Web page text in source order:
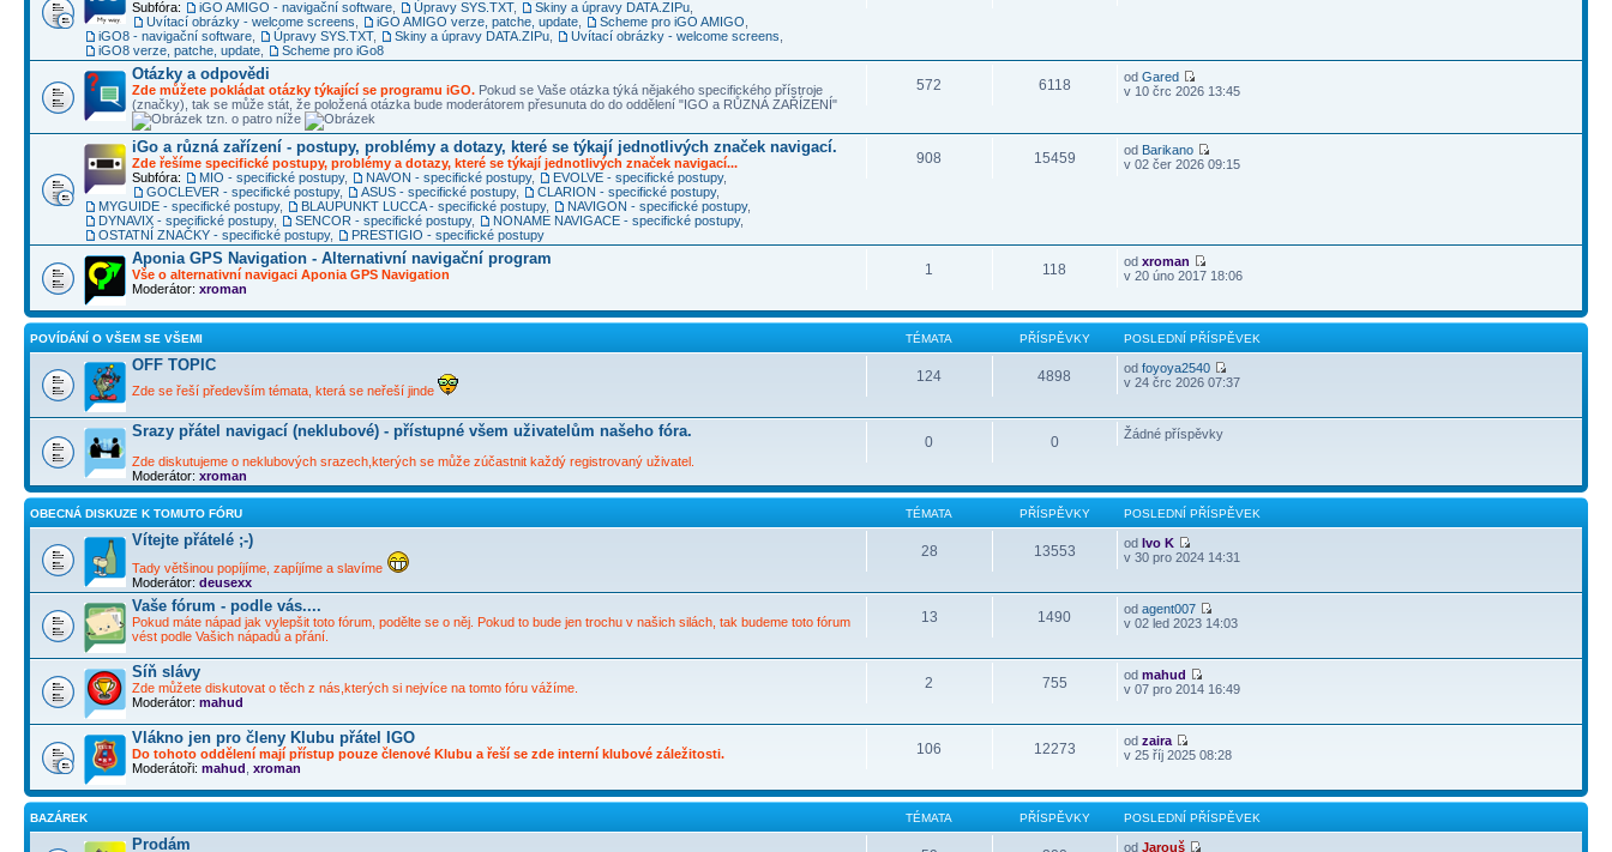
Subfóra:
iGO AMIGO - navigační software Úpravy SYS.TXT, Skiny a úpravy DATA.ZIPu
Uvítací obrázky - welcome screens
iGO AMIGO verze, patche, update Scheme pro iGO AMIGO
iGO8 - navigační software
Úpravy SYS.TXT, Skiny a úpravy DATA.ZIPu Uvítací obrázky - welcome screens
iGO8 verze, patche, update
Scheme pro iGo8
Otázky a odpovědi
Zde můžete pokládat otázky týkající se programu iGO. Pokud se Vaše otázka týká nějakého specifického přístroje
(značky), tak se může stát, že položená otázka bude moderátorem přesunuta do do oddělení "IGO a RŮZNÁ ZAŘÍZENÍ"
tzn. o patro níže
572 6118 odGared
v 10 črc 2026 13:45
iGo a různá zařízení - postupy, problémy a dotazy, které se týkají jednotlivých značek navigací.
Zde řešíme specifické postupy, problémy a dotazy, které se týkají jednotlivých značek navigací...
Subfóra:
MIO - specifické postupy, NAVON - specifické postupy, EVOLVE - specifické postupy,
GOCLEVER - specifické postupy, ASUS - specifické postupy, CLARION - specifické postupy,
MYGUIDE - specifické postupy, BLAUPUNKT LUCCA - specifické postupy, NAVIGON - specifické postupy,
DYNAVIX - specifické postupy, SENCOR - specifické postupy, NONAME NAVIGACE - specifické postupy,
OSTATNÍ ZNAČKY - specifické postupy, PRESTIGIO - specifické postupy
908 15459 od Barikano
v 02 čer 2026 09:15
Aponia GPS Navigation - Alternativní navigační program
Vše o alternativní navigaci Aponia GPS Navigation
Moderátor: xroman
1 118 odxroman
v 20 úno 2017 18:06
POVÍDÁNÍ O VŠEM SE VŠEMI TÉMATA PŘÍSPĚVKY POSLEDNÍ PŘÍSPĚVEK
OFF TOPIC
Zde se řeší především témata, která se neřeší jinde
124 4898 odfoyoya2540
v 24 črc 2026 07:37
Srazy přátel navigací (neklubové) - přístupné všem uživatelům našeho fóra.
Zde diskutujeme o neklubových srazech,kterých se může zúčastnit každý registrovaný uživatel.
Moderátor: xroman
0 0 Žádné příspěvky
OBECNÁ DISKUZE K TOMUTO FÓRU TÉMATA PŘÍSPĚVKY POSLEDNÍ PŘÍSPĚVEK
Vítejte přátelé ;-)
Tady většinou popíjíme, zapíjíme a slavíme
Moderátor: deusexx
28 13553 odIvo K
v 30 pro 2024 14:31
Vaše fórum - podle vás....
Pokud máte nápad jak vylepšit toto fórum, podělte se o něj. Pokud to bude jen trochu v našich silách, tak budeme toto fórum
vést podle Vašich nápadů a přání.
13 1490 odagent007
v 02 led 2023 14:03
Síň slávy
Zde můžete diskutovat o těch z nás,kterých si nejvíce na tomto fóru vážíme.
Moderátor: mahud
2 755 odmahud
v 07 pro 2014 16:49
Vlákno jen pro členy Klubu přátel IGO
Do tohoto oddělení mají přístup pouze členové Klubu a řeší se zde interní klubové záležitosti.
Moderátoři: mahud xroman
106 12273 odzaira
v 25 říj 2025 08:28
BAZÁREK TÉMATA PŘÍSPĚVKY POSLEDNÍ PŘÍSPĚVEK
Prodám odJarouš